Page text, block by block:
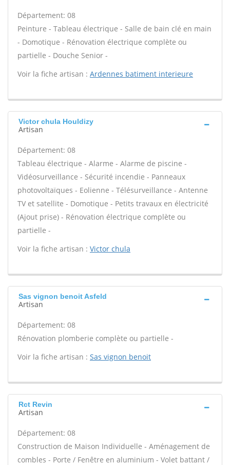
Département: 08
Peinture - Tableau électrique - Salle de bain clé en main
- Domotique - Rénovation électrique complète ou
partielle - Douche Senior -
Voir la fiche artisan : Ardennes batiment interieure
Victor chula Houldizy
Artisan
Département: 08
Tableau électrique - Alarme - Alarme de piscine -
Vidéosurveillance - Sécurité incendie - Panneaux
photovoltaïques - Eolienne - Télésurveillance - Antenne
TV et satellite - Domotique - Petits travaux en électricité
(Ajout prise) - Rénovation électrique complète ou
partielle -
Voir la fiche artisan : Victor chula
Sas vignon benoit Asfeld
Artisan
Département: 08
Rénovation plomberie complète ou partielle -
Voir la fiche artisan : Sas vignon benoit
Rct Revin
Artisan
Département: 08
Construction de Maison Individuelle - Aménagement de
combles - Porte / Fenêtre en aluminium - Volet battant /